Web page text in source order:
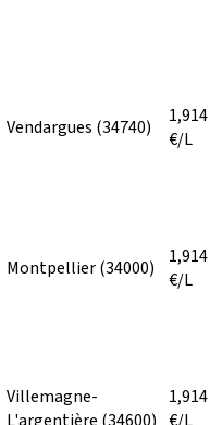
Vendargues (34740)
1,914
€/L
Montpellier(34000)
1,914
€/L
Villemagne-
1,914